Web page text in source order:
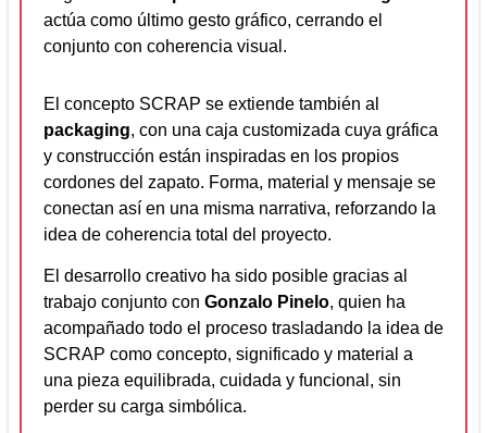
actúa como último gesto gráfico, cerrando el
conjunto con coherencia visual.
El concepto SCRAP se extiende también al
packaging, con una caja customizada cuya gráfica
y construcción están inspiradas en los propios
cordones del zapato. Forma, material y mensaje se
conectan así en una misma narrativa, reforzando la
idea de coherencia total del proyecto.
El desarrollo creativo ha sido posible gracias al
trabajo conjunto con Gonzalo Pinelo, quien ha
acompañado todo el proceso trasladando la idea de
SCRAP como concepto, significado y material a
una pieza equilibrada, cuidada y funcional, sin
perder su carga simbólica.